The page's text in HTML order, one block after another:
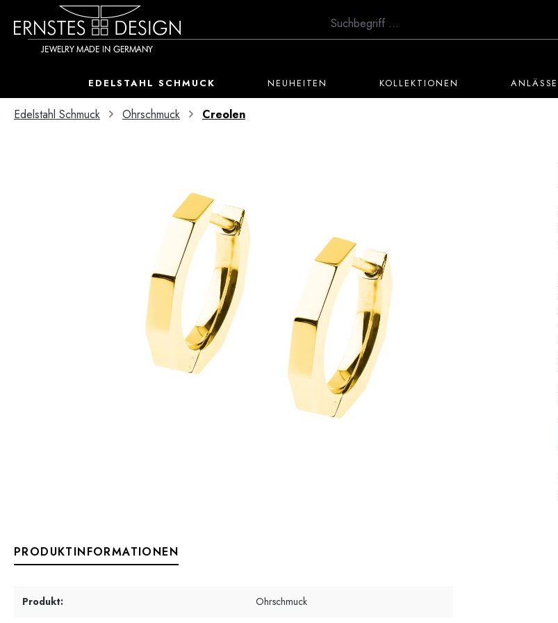
Hauptinhalt springen
Zur Suche springen
Zur Hauptnavigation springen
EDELSTAHL SCHMUCK NEUHEITEN KOLLEKTIONEN ANLÄSSE
Edelstahl Schmuck Ohrschmuck Creolen
PRODUKTINFORMATIONEN
Produkt: Ohrschmuck